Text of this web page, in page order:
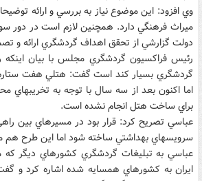
وي افزود: اين موضوع نياز به بررسي و ارائه
ميراث فرهنگي دارد. همچنين لازم است در دور
دولت گزارشي از تحقق اهداف گردشگري ارائه و
رئيس فراکسيون گردشگري مجلس با بيان اينکه
گردشگري بسيار کند است گفت: هتلي هفت
اما اکنون بعد از سه سال با توجه به تخريبهاي
براي ساخت هتل انجام نشده است.
عباسي تصريح کرد: قرار بود در مسيرهاي بين
سرويسهاي بهداشتي ساخته شود اما اين طرح
عباسي به تبليغات گردشگري کشورهاي ديگر که
ايران به کشورهاي همسايه شده اشاره کرد و